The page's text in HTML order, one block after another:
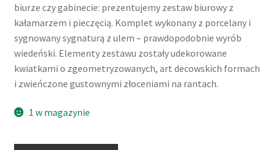
biurze czy gabinecie: prezentujemy zestaw biurowy z
kałamarzem i pieczęcią. Komplet wykonany z porcelany i
sygnowany sygnaturą z ulem – prawdopodobnie wyrób
wiedeński. Elementy zestawu zostały udekorowane
kwiatkami o zgeometryzowanych, art decowskich formach
i zwieńczone gustownymi złoceniami na rantach.
1 w magazynie